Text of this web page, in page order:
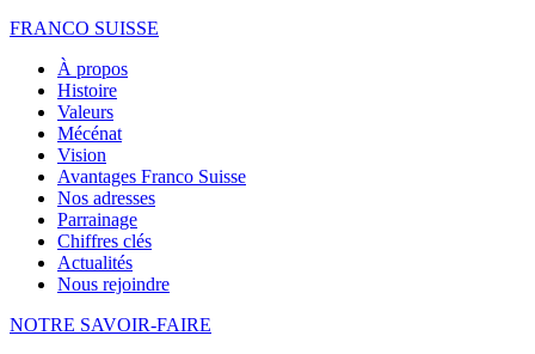
FRANCO SUISSE
À propos
Histoire
Valeurs
Mécénat
Vision
Avantages Franco Suisse
Nos adresses
Parrainage
Chiffres clés
Actualités
Nous rejoindre
NOTRE SAVOIR-FAIRE